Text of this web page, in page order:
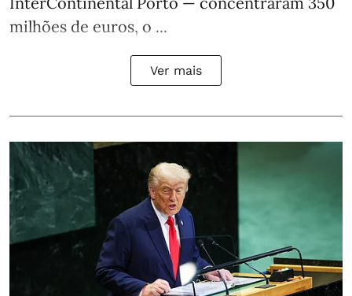
milhões de euros, o ...
Ver mais